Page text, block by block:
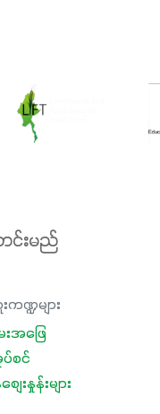
ာင်းမည်
ဏ္ဍများ
အဖြေ
စင်
ေးနှုန်းများ